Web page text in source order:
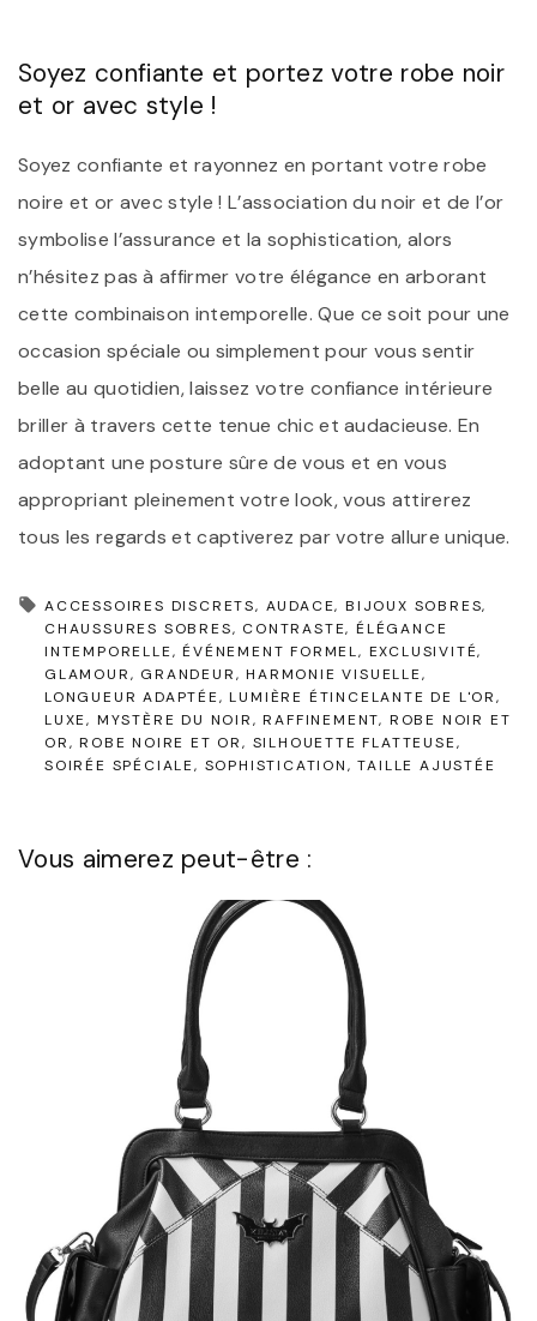
Soyez confiante et portez votre robe noir
et or avec style !
Soyez confiante et rayonnez en portant votre robe
noire et or avec style ! L’association du noir et de l’or
symbolise l’assurance et la sophistication, alors
n’hésitez pas à affirmer votre élégance en arborant
cette combinaison intemporelle. Que ce soit pour une
occasion spéciale ou simplement pour vous sentir
belle au quotidien, laissez votre confiance intérieure
briller à travers cette tenue chic et audacieuse. En
adoptant une posture sûre de vous et en vous
appropriant pleinement votre look, vous attirerez
tous les regards et captiverez par votre allure unique.
ACCESSOIRES DISCRETS AUDACE BIJOUX SOBRES
CHAUSSURES SOBRES
CONTRASTE ÉLÉGANCE
INTEMPORELLE
ÉVÉNEMENT FORMEL EXCLUSIVITÉ
GLAMOUR
GRANDEUR
HARMONIE VISUELLE
LONGUEUR ADAPTÉE
LUMIÈRE ÉTINCELANTE DE L'OR
LUXE MYSTÈRE DU NOIR RAFFINEMENT ROBE NOIR ET
OR
ROBE NOIRE ET OR SILHOUETTE FLATTEUSE
SOIRÉE SPÉCIALE SOPHISTICATION TAILLE AJUSTÉE
Vous aimerez peut-être :